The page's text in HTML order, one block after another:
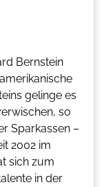
Bernstein
gelinge es
so
Sparkassen –
2002 im
sich zum
in der